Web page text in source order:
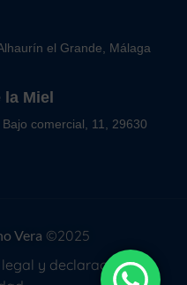
el Grande, Málaga
Miel
comercial, 11, 29630
Vera ©2025
legal y declaración de